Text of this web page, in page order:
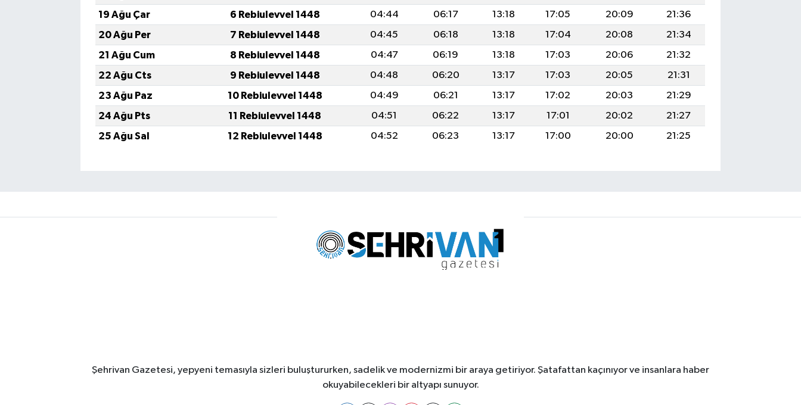
19 Ağu Çar
6 Rebiulevvel 1448 04:44 06:17 13:18 17:05 20:09
21:36
20 Ağu Per
7 Rebiulevvel 1448 04:45 06:18 13:18 17:04 20:08
21:34
21 Ağu Cum
8 Rebiulevvel 1448 04:47 06:19 13:18 17:03 20:06
21:32
22 Ağu Cts
9 Rebiulevvel 1448 04:48 06:20 13:17 17:03 20:05
21:31
23 Ağu Paz
10 Rebiulevvel 1448 04:49 06:21 13:17 17:02 20:03
21:29
24 Ağu Pts
11 Rebiulevvel 1448 04:51 06:22 13:17 17:01 20:02
21:27
25 Ağu Sal
12 Rebiulevvel 1448 04:52 06:23 13:17 17:00 20:00 21:25
Şehrivan Gazetesi, yepyeni temasıyla sizleri buluştururken, sadelik ve modernizmi bir araya getiriyor. Şatafattan kaçınıyor ve insanlara haber
okuyabilecekleri bir altyapı sunuyor.